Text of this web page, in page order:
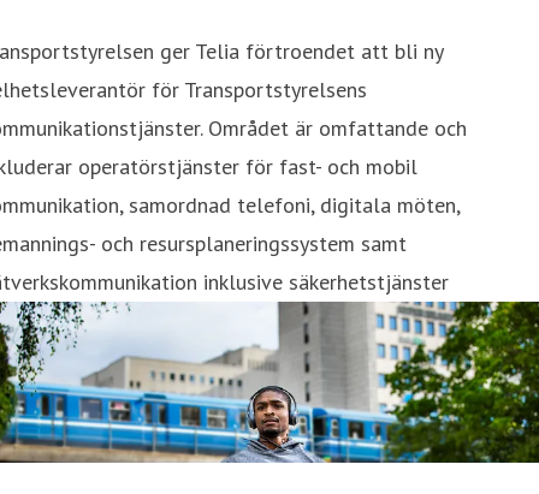
ger Telia förtroendet att bli ny
för Transportstyrelsens
Området är omfattande och
operatörstjänster för fast- och mobil
samordnad telefoni, digitala möten,
och resursplaneringssystem samt
inklusive säkerhetstjänster